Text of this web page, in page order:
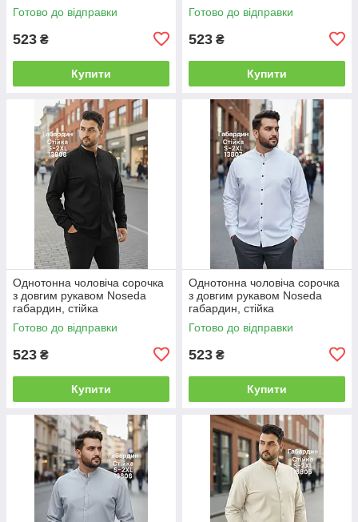
Готово до відправки
523 ₴
Купити
Готово до відправки
523 ₴
Купити
Однотонна чоловіча сорочка
з довгим рукавом Noseda
габардин, стійка
Готово до відправки
523 ₴
Купити
Однотонна чоловіча сорочка
з довгим рукавом Noseda
габардин, стійка
Готово до відправки
523 ₴
Купити